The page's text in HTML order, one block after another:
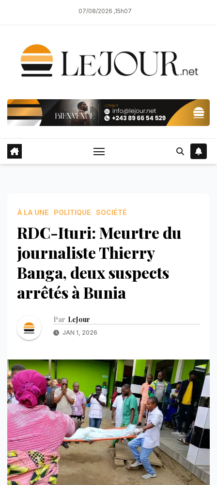
07/08/2026 ,15h07
À LA UNE POLITIQUE SOCIÉTÉ
RDC-Ituri: Meurtre du
journaliste Thierry
Banga, deux suspects
arrêtés à Bunia
Par LeJour
JAN 1, 2026